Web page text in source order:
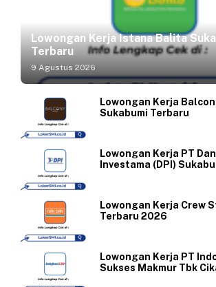
Lowongan Kerja Istana Balita
Terbaru
9 Agustus 2026
Lowongan Kerja
Sukabumi Terbaru
Lowongan Kerja PT
Investama (DPI)
Lowongan Kerja Crew
Terbaru 2026
Lowongan Kerja PT
Sukses Makmur Tbk